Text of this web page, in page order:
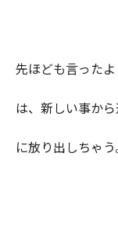
先ほども言った
は、新しい事か
に放り出しちゃう